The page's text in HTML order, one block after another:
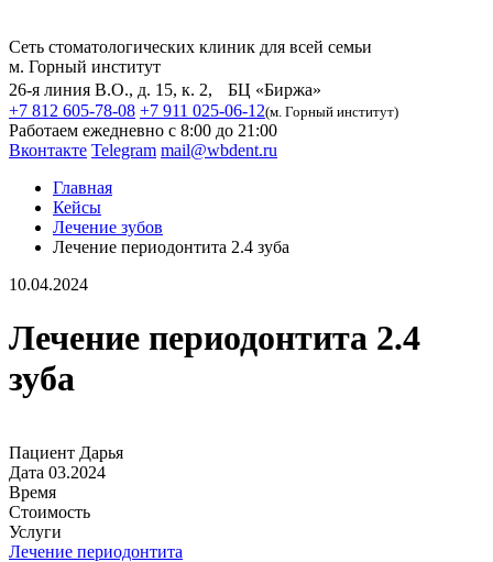
Сеть стоматологических клиник для всей семьи
м. Горный институт
26-я линия В.О., д. 15, к. 2, БЦ «Биржа»
+7 812 605-78-08 +7 911 025-06-12(м. Горный институт)
Работаем ежедневно с 8:00 до 21:00
Вконтакте Telegram mail@wbdent.ru
Главная
Кейсы
Лечение зубов
Лечение периодонтита 2.4 зуба
10.04.2024
Лечение периодонтита 2.4
зуба
Пациент Дарья
Дата 03.2024
Время
Стоимость
Услуги
Лечение периодонтита